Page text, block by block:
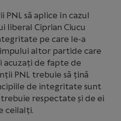
PNL să aplice în cazul
liberal Ciprian Ciucu
pe care le-a
altor partide care
acuzați de fapte de
PNL trebuie să țină
de integritate sunt
respectate și de ei
ceilalți.